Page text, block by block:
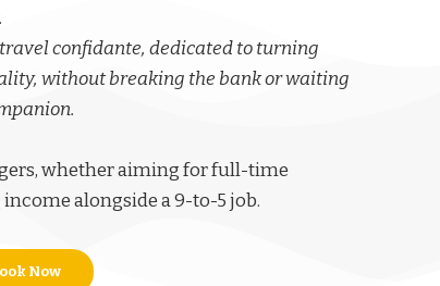
confidante, dedicated to turning
without breaking the bank or waiting
, whether aiming for full-time
alongside a 9-to-5 job.
Now